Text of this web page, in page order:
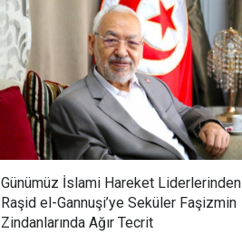
Günümüz İslami Hareket Liderlerinden
Raşid el-Gannuşi’ye Seküler Faşizmin
Zindanlarında Ağır Tecrit